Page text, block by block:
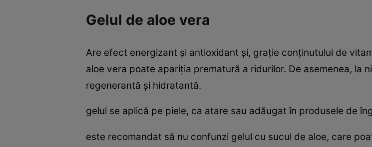
Gelul de aloe vera
Are efect energizant şi antioxidant şi, graţie conţinutului de
aloe vera poate apariţia prematură a ridurilor. De asemenea, la
regenerantă şi hidratantă.
gelul se aplică pe piele, ca atare sau adăugat în produsele de
este recomandat să nu confunzi gelul cu sucul de aloe, care